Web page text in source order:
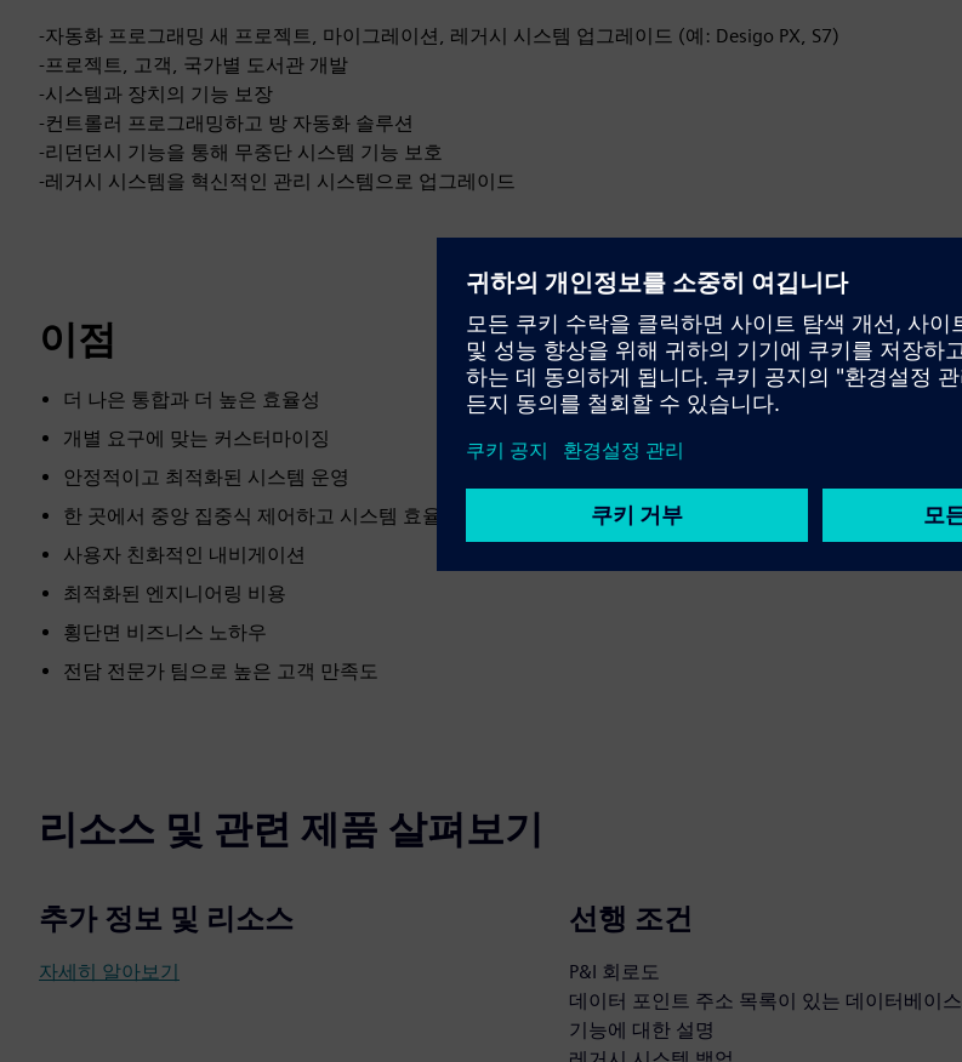
-자동화 프로그래밍 새 프로젝트, 마이그레이션, 레거시 시스템 업그레이드 (예: Desigo PX, S7)
-프로젝트, 고객, 국가별 도서관 개발
-시스템과 장치의 기능 보장
-컨트롤러 프로그래밍하고 방 자동화 솔루션
-리던던시 기능을 통해 무중단 시스템 기능 보호
-레거시 시스템을 혁신적인 관리 시스템으로 업그레이드
이점
더 나은 통합과 더 높은 효율성
개별 요구에 맞는 커스터마이징
안정적이고 최적화된 시스템 운영
한 곳에서 중앙 집중식 제어하고 시스템 효율성 향상
사용자 친화적인 내비게이션
최적화된 엔지니어링 비용
횡단면 비즈니스 노하우
전담 전문가 팀으로 높은 고객 만족도
리소스 및 관련 제품 살펴보기
추가 정보 및 리소스
자세히 알아보기
선행 조건
P&I 회로도
데이터 포인트 주소 목록이 있는 데이터베이스
기능에 대한 설명